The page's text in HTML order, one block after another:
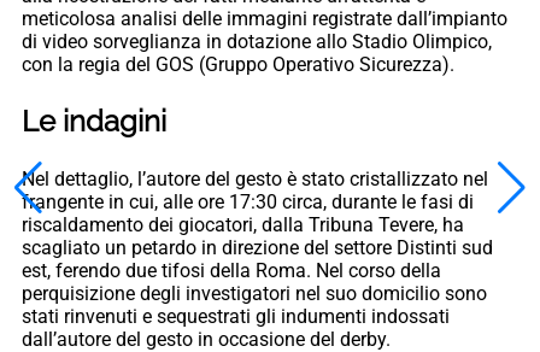
meticolosa analisi delle immagini registrate dall’impianto
di video sorveglianza in dotazione allo Stadio Olimpico,
con la regia del GOS (Gruppo Operativo Sicurezza).
Le indagini
Nel dettaglio, l’autore del gesto è stato cristallizzato nel
frangente in cui, alle ore 17:30 circa, durante le fasi di
riscaldamento dei giocatori, dalla Tribuna Tevere, ha
scagliato un petardo in direzione del settore Distinti sud
est, ferendo due tifosi della Roma. Nel corso della
perquisizione degli investigatori nel suo domicilio sono
stati rinvenuti e sequestrati gli indumenti indossati
dall’autore del gesto in occasione del derby.